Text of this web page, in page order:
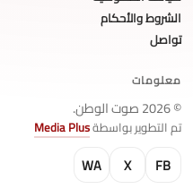
الشروط والأحكام
تواصل
معلومات
© 2026 صوت الوطن.
تم التطوير بواسطةMedia Plus
FB
X
WA